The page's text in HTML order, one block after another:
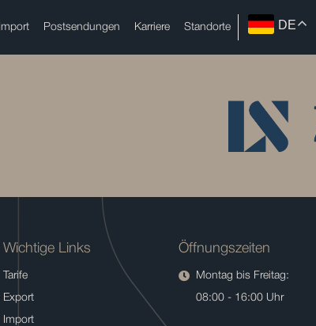
Import Postsendungen Karriere Standorte DE
Wichtige Links
Tarife
Export
Import
Öffnungszeiten
Montag bis Freitag:
08:00 - 16:00 Uhr